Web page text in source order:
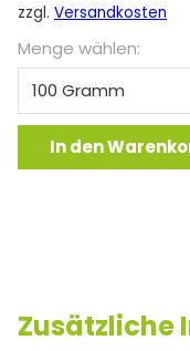
zzgl. Versandkosten
Menge wählen:
Rinderbraten Menge
In den
Zusätzliche